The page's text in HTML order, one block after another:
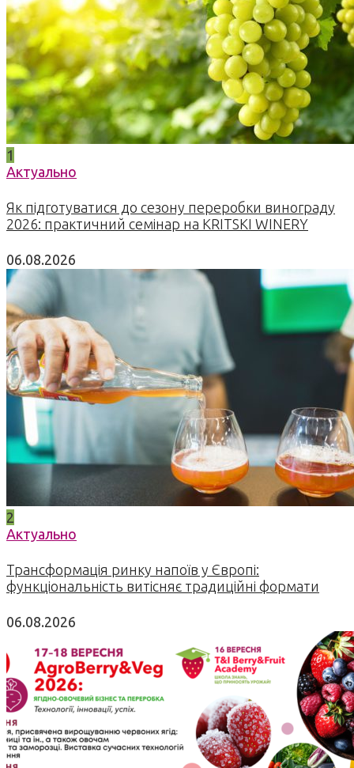
1
Актуально
Як підготуватися до сезону переробки винограду
2026: практичний семінар на KRITSKI WINERY
06.08.2026
2
Актуально
Трансформація ринку напоїв у Європі:
функціональність витісняє традиційні формати
06.08.2026